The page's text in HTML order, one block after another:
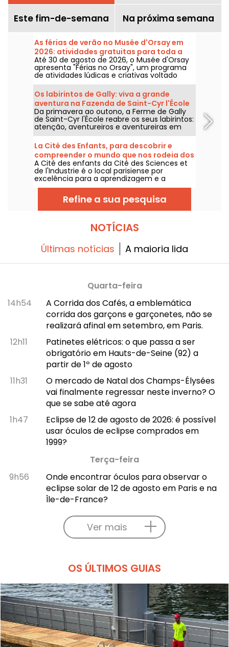
Este fim-de-semana Na próxima semana
As férias de verão no Musée d'Orsay em
2026: atividades gratuitas para toda a
família
Até 30 de agosto de 2026, o Musée d'Orsay
apresenta "Férias no Orsay", um programa
de atividades lúdicas e criativas voltado
para crianças e famílias. Instalado no salão
de festas do museu, este projeto é gratuito
mediante apresentação de um ingresso de
entrada no museu.
Os labirintos de Gally: viva a grande
aventura na Fazenda de Saint-Cyr l'École
(78)
Da primavera ao outono, a Ferme de Gally
de Saint-Cyr l'École reabre os seus labirintos:
atenção, aventureiros e aventureiras em
formação, pode ser que não consigam
encontrar a saída...
La Cité des Enfants, para descobrir e
compreender o mundo que nos rodeia dos
5 aos 10 anos
A Cité des enfants da Cité des Sciences et
de l'Industrie é o local parisiense por
excelência para a aprendizagem e a
experimentação. Para as crianças dos 5 aos
10 anos, as crianças podem descobrir o
mundo que as rodeia utilizando os seus
cinco sentidos.
Refine a sua pesquisa
NOTÍCIAS
Últimas notícias A maioria lida
Quarta-feira
14h54
A Corrida dos Cafés, a emblemática
corrida dos garçons e garçonetes, não se
realizará afinal em setembro, em Paris.
12h11
Patinetes elétricos: o que passa a ser
obrigatório em Hauts-de-Seine (92) a
partir de 1º de agosto
11h31
O mercado de Natal dos Champs-Élysées
vai finalmente regressar neste inverno? O
que se sabe até agora
1h47
Eclipse de 12 de agosto de 2026: é possível
usar óculos de eclipse comprados em
1999?
Terça-feira
9h56
Onde encontrar óculos para observar o
eclipse solar de 12 de agosto em Paris e na
Île-de-France?
Ver mais
OS ÚLTIMOS GUIAS